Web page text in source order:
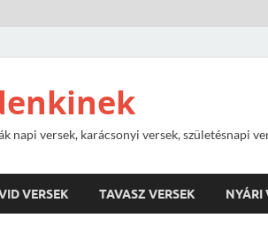
napi versek, karácsonyi versek, születésnapi
VERSEK TAVASZ VERSEK NYÁRI